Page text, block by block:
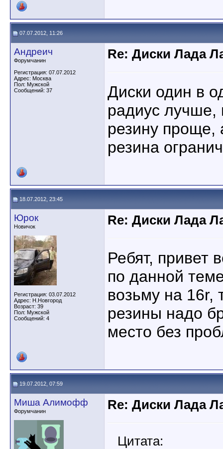
07.07.2012, 11:26
Андреич
Форумчанин
Регистрация: 07.07.2012
Адрес: Москва
Пол: Мужской
Сообщений: 37
Re: Диски Лада
Диски один в
радиус лучше,
резину проще,
резина
18.07.2012, 23:45
Юрок
Новичок
Регистрация: 03.07.2012
Адрес: Н.Новгород
Возраст: 39
Пол: Мужской
Сообщений: 4
Re: Диски Лада
Ребят, привет
по данной
возьму на 16r,
резины надо
место без
19.07.2012, 07:59
Миша Алимофф
Форумчанин Re: Диски Лада
Цитата: